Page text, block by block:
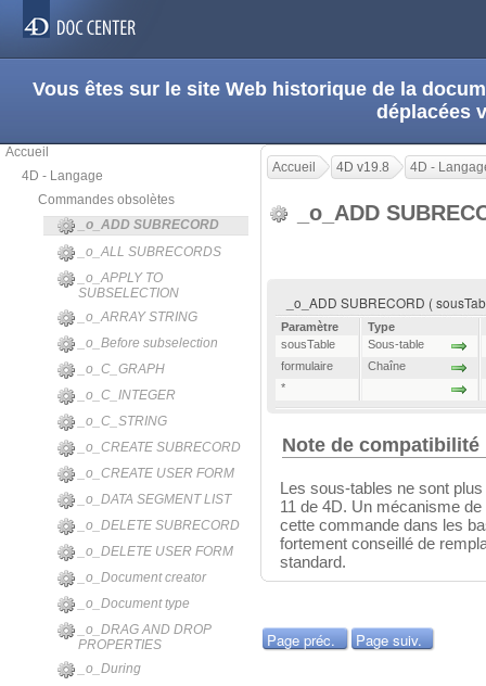
Vous êtes sur le site Web historique de la
déplacées
Accueil
4D - Langage
Commandes obsolètes
_o_ADD SUBRECORD
_o_ALL SUBRECORDS
_o_APPLY TO
SUBSELECTION
_o_ARRAY STRING
_o_Before subselection
_o_C_GRAPH
_o_C_INTEGER
_o_C_STRING
_o_CREATE SUBRECORD
_o_CREATE USER FORM
_o_DATA SEGMENT LIST
_o_DELETE SUBRECORD
_o_DELETE USER FORM
_o_Document creator
_o_Document type
_o_DRAG AND DROP
PROPERTIES
_o_During
Accueil 4D v19.8 4D -
_o_ADD
_o_ADD SUBRECORD (
Paramètre
Type
sousTable
Sous-table
formulaire
Chaîne
*
Note de compatibilité
Les sous-tables ne sont
11 de 4D. Un mécanisme
cette commande dans les
fortement conseillé de
standard.
Page préc. Page suiv.